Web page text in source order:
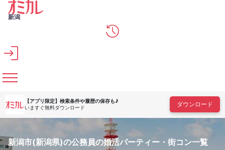
メインコンテンツへスキップ
新潟
【アプリ限定】 検索条件や履歴の保存も♪
いますぐ無料ダウンロード
ダウンロード
新潟市(新潟県)の公務員の婚活パーティー・街コン一覧